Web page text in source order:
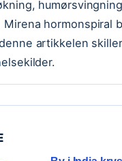
hormonspiral
artikkelen